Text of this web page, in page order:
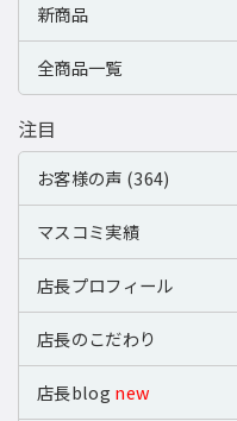
新商品
全商品一覧
注目
お客様の声 (364)
マスコミ実績
店長プロフィール
店長のこだわり
店長blog new